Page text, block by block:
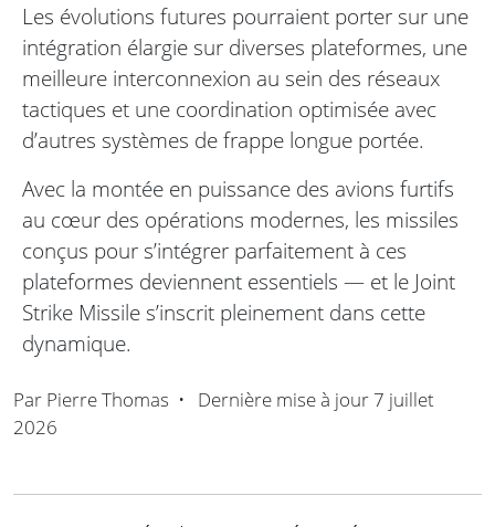
Les évolutions futures pourraient porter sur une
intégration élargie sur diverses plateformes, une
meilleure interconnexion au sein des réseaux
tactiques et une coordination optimisée avec
d’autres systèmes de frappe longue portée.
Avec la montée en puissance des avions furtifs
au cœur des opérations modernes, les missiles
conçus pour s’intégrer parfaitement à ces
plateformes deviennent essentiels — et le Joint
Strike Missile s’inscrit pleinement dans cette
dynamique.
Par Pierre Thomas • Dernière mise à jour 7 juillet
2026